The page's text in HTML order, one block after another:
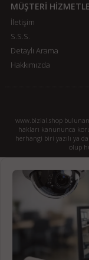
MÜŞTERİ
İletişim
S.S.S.
Detaylı Arama
Hakkımızda
www.bizial.shop
hakları kanununca
herhangi biri yazılı ya
olup